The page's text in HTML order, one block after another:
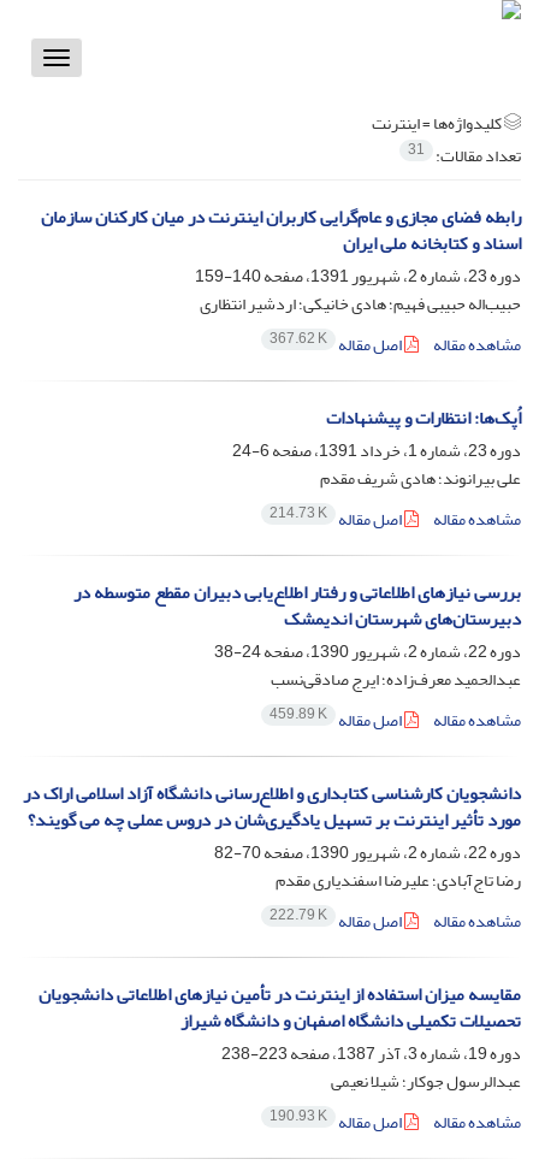
Toggle
کلیدواژه‌ها =اینترنت
تعداد مقالات: 31
رابطه فضای مجازی و عام‌گرایی کاربران اینترنت در میان کارکنان سازمان
اسناد و کتابخانه ملی ایران
دوره 23، شماره 2، شهریور 1391، صفحه
140-159
حبیب‌اله حبیبی فهیم؛ هادی خانیکی؛ اردشیر انتظاری
مشاهده مقاله
اصل مقاله 367.62 K
اُپک‌ها: انتظارات و پیشنهادات
دوره 23، شماره 1، خرداد 1391، صفحه
6-24
علی بیرانوند؛ هادی شریف مقدم
مشاهده مقاله
اصل مقاله 214.73 K
بررسی نیاز‌های اطلاعاتی و رفتار اطلاع‌یابی دبیران مقطع متوسطه در
دبیرستان‌های شهرستان اندیمشک
دوره 22، شماره 2، شهریور 1390، صفحه
24-38
عبدالحمید معرف‌‌زاده؛ ایرج صادقی‌نسب
مشاهده مقاله
اصل مقاله 459.89 K
دانشجویان کارشناسی کتابداری و اطلاع‌رسانی دانشگاه آزاد اسلامی اراک در
مورد تأثیر اینترنت بر تسهیل یادگیری‌شان در دروس عملی چه می گویند؟
دوره 22، شماره 2، شهریور 1390، صفحه
70-82
رضا تاج‌آبادی؛ علیرضا اسفندیاری مقدم
مشاهده مقاله
اصل مقاله 222.79 K
مقایسه میزان استفاده از اینترنت در تأمین نیازهای اطلاعاتی دانشجویان
تحصیلات تکمیلی دانشگاه اصفهان و دانشگاه شیراز
دوره 19، شماره 3، آذر 1387، صفحه
223-238
عبدالرسول جوکار؛ شیلا نعیمی
مشاهده مقاله
اصل مقاله 190.93 K